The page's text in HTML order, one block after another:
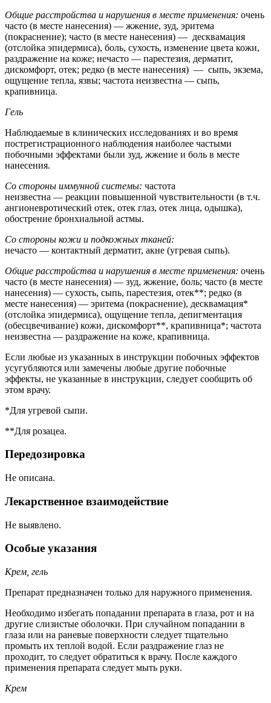
Общие расстройства и нарушения в месте применения: очень
часто (в месте нанесения) — жжение, зуд, эритема
(покраснение); часто (в месте нанесения) — десквамация
(отслойка эпидермиса), боль, сухость, изменение цвета кожи,
раздражение на коже; нечасто — парестезия, дерматит,
дискомфорт, отек; редко (в месте нанесения) — сыпь, экзема,
ощущение тепла, язвы; частота неизвестна — сыпь,
крапивница.
Гель
Наблюдаемые в клинических исследованиях и во время
пострегистрационного наблюдения наиболее частыми
побочными эффектами были зуд, жжение и боль в месте
нанесения.
Со стороны иммунной системы: частота
неизвестна — реакции повышенной чувствительности (в т.ч.
ангионевротический отек, отек глаз, отек лица, одышка),
обострение бронхиальной астмы.
Со стороны кожи и подкожных тканей:
нечасто — контактный дерматит, акне (угревая сыпь).
Общие расстройства и нарушения в месте применения: очень
часто (в месте нанесения) — зуд, жжение, боль; часто (в месте
нанесения) — сухость, сыпь, парестезия, отек**; редко (в
месте нанесения) — эритема (покраснение), десквамация*
(отслойка эпидермиса), ощущение тепла, депигментация
(обесцвечивание) кожи, дискомфорт**, крапивница*; частота
неизвестна — раздражение на коже, крапивница.
Если любые из указанных в инструкции побочных эффектов
усугубляются или замечены любые другие побочные
эффекты, не указанные в инструкции, следует сообщить об
этом врачу.
*Для угревой сыпи.
**Для розацеа.
Передозировка
Не описана.
Лекарственное взаимодействие
Не выявлено.
Особые указания
Крем, гель
Препарат предназначен только для наружного применения.
Необходимо избегать попадании препарата в глаза, рот и на
другие слизистые оболочки. При случайном попадании в
глаза или на раневые поверхности следует тщательно
промыть их теплой водой. Если раздражение глаз не
проходит, то следует обратиться к врачу. После каждого
применения препарата следует мыть руки.
Крем